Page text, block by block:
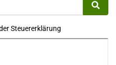
Steuererklärung